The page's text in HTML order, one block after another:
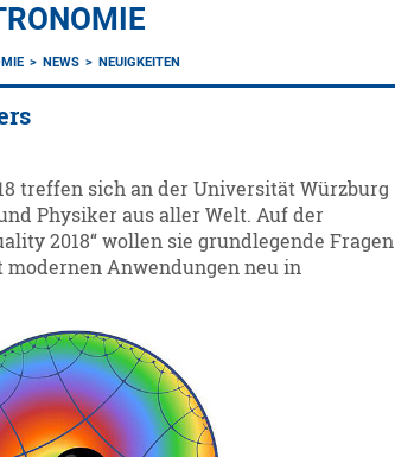
NEWS NEUIGKEITEN
treffen sich an der Universität Würzburg
Physiker aus aller Welt. Auf der
2018“ wollen sie grundlegende Fragen
Anwendungen neu in